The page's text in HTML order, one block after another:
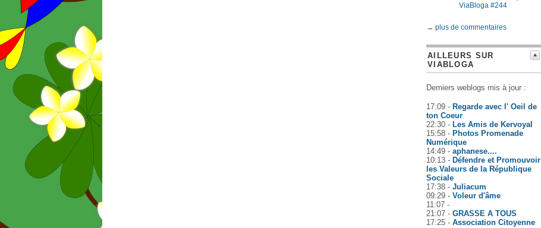
ViaBloga #244
→ plus de commentaires
AILLEURS SUR
VIABLOGA
Derniers weblogs mis à jour :
17:09 - Regarde avec l' Oeil de
ton Coeur
22:30 - Les Amis de Kervoyal
15:58 - Photos Promenade
Numérique
14:49 - aphanese....
10:13 - Défendre et Promouvoir
les Valeurs de la République
Sociale
17:38 - Juliacum
09:29 - Voleur d'âme
11:07 -
21:07 - GRASSE A TOUS
17:25 - Association Citoyenne